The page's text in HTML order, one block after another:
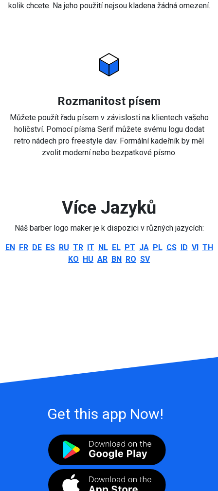
kolik chcete. Na jeho použití nejsou kladena žádná omezení.
Rozmanitost písem
Můžete použít řadu písem v závislosti na klientech vašeho
holičství. Pomocí písma Serif můžete svému logu dodat
retro nádech pro freestyle dav. Formální kadeřník by měl
zvolit moderní nebo bezpatkové písmo.
Více Jazyků
Náš barber logo maker je k dispozici v různých jazycích:
EN FR DE ES RU TR IT NL EL PT JA PL CS ID VI TH
KO HU AR BN RO SV
Get this app Now!